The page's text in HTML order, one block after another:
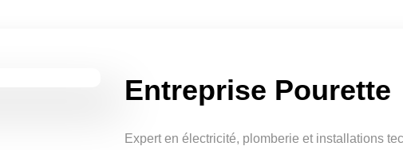
Entreprise Pourette
Expert en électricité, plomberie et installations